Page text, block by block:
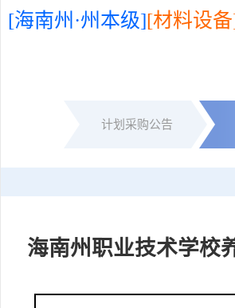
[海南州·州本级][材料设
计划采购公告
海南州职业技术学校